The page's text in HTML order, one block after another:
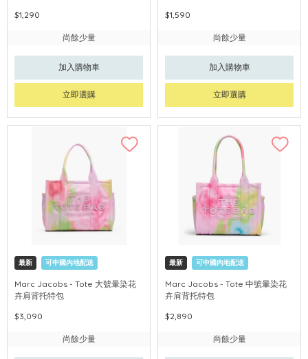
$1,290
尚餘少量
加入購物車
立即選購
$1,590
尚餘少量
加入購物車
立即選購
最新 可中國內地配送
Marc Jacobs - Tote 大號暈染花
卉肩背托特包
$3,090
尚餘少量
最新 可中國內地配送
Marc Jacobs - Tote 中號暈染花
卉肩背托特包
$2,890
尚餘少量